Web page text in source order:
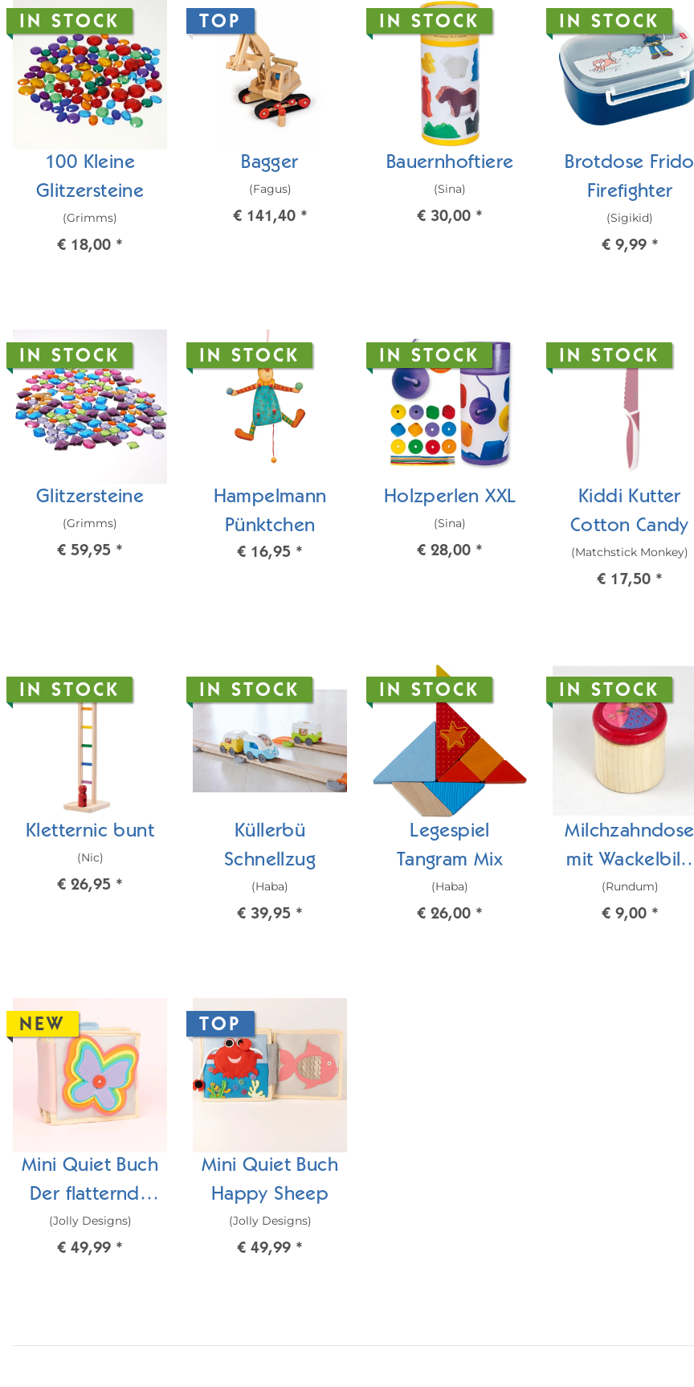
IN STOCK
100 Kleine
Glitzersteine
(Grimms)
€ 18,00 *
TOP
Bagger
(Fagus)
€ 141,40 *
IN STOCK
Bauernhoftiere
(Sina)
€ 30,00 *
IN STOCK
Brotdose Frido
Firefighter
(Sigikid)
€ 9,99 *
IN STOCK
Glitzersteine
(Grimms)
€ 59,95 *
IN STOCK
Hampelmann
Pünktchen
€ 16,95 *
IN STOCK
Holzperlen XXL
(Sina)
€ 28,00 *
IN STOCK
Kiddi Kutter
Cotton Candy
(Matchstick Monkey)
€ 17,50 *
IN STOCK
Kletternic bunt
(Nic)
€ 26,95 *
IN STOCK
Küllerbü
Schnellzug
(Haba)
€ 39,95 *
IN STOCK
Legespiel
Tangram Mix
(Haba)
€ 26,00 *
IN STOCK
Milchzahndose
mit Wackelbild
Fine
(Rundum)
€ 9,00 *
NEW
Mini Quiet Buch
Der flatternde
Schmetterling
(Jolly Designs)
€ 49,99 *
TOP
Mini Quiet Buch
Happy Sheep
(Jolly Designs)
€ 49,99 *